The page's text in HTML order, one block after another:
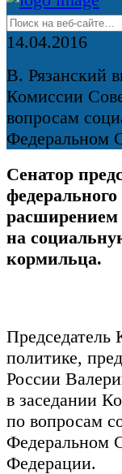
14.04.2016
В. Рязанский
Комиссии
вопросам
Федеральном
Сенатор
федерального
на
кормильца.
политике,
России
в заседании
по вопросам
Федеральном
Федерации.